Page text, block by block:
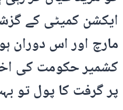
ایکشن کمیٹی کے
مارچ اور اس دوران
کشمیر حکومت کی
پر گرفت کا پول تو